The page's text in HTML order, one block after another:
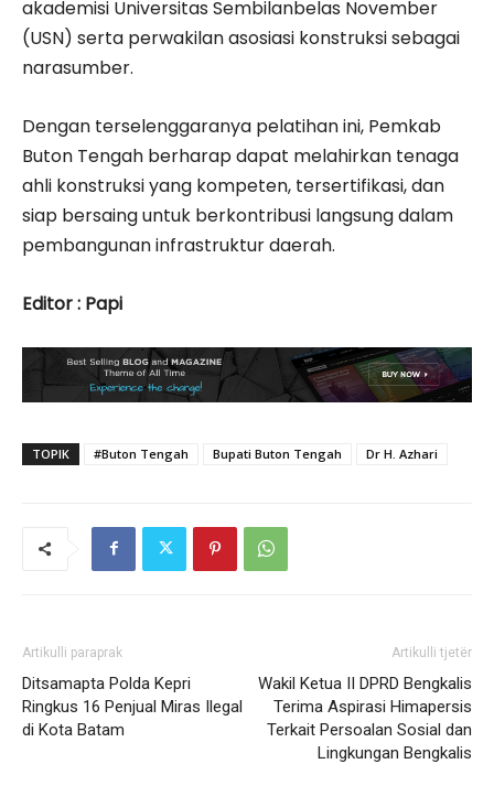
akademisi Universitas Sembilanbelas November
(USN) serta perwakilan asosiasi konstruksi sebagai
narasumber.
Dengan terselenggaranya pelatihan ini, Pemkab
Buton Tengah berharap dapat melahirkan tenaga
ahli konstruksi yang kompeten, tersertifikasi, dan
siap bersaing untuk berkontribusi langsung dalam
pembangunan infrastruktur daerah.
Editor : Papi
TOPIK #Buton Tengah Bupati Buton Tengah Dr H. Azhari
Artikulli paraprak
Ditsamapta Polda Kepri
Ringkus 16 Penjual Miras Ilegal
di Kota Batam
Artikulli tjetër
Wakil Ketua II DPRD Bengkalis
Terima Aspirasi Himapersis
Terkait Persoalan Sosial dan
Lingkungan Bengkalis